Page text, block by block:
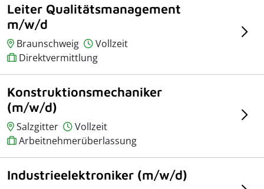
Leiter Qualitätsmanagement
m/w/d
Braunschweig
Vollzeit
Direktvermittlung
Konstruktionsmechaniker
(m/w/d)
Salzgitter
Vollzeit
Arbeitnehmerüberlassung
Industrieelektroniker (m/w/d)